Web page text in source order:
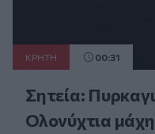
ΚΡΗΤΗ 00:31
Σητεία:
Ολονύχτια